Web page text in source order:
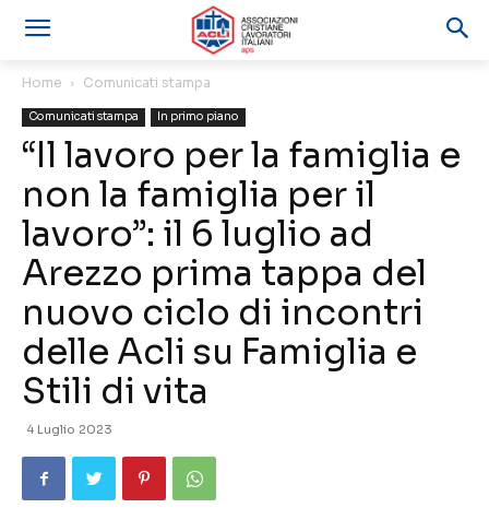
Home Comunicati stampa
Comunicati stampa In primo piano
“Il lavoro per la famiglia e
non la famiglia per il
lavoro”: il 6 luglio ad
Arezzo prima tappa del
nuovo ciclo di incontri
delle Acli su Famiglia e
Stili di vita
4 Luglio 2023